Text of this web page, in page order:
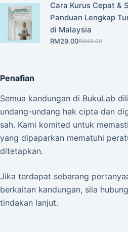
was:
RM69.00.
is:
RM39.00.
Cara Kurus Cepat &
Panduan Lengkap
di Malaysia
RM49.00
Original
RM29.00
Current
Penafian
Semua kandungan di BukuLab
undang-undang hak cipta dan
sah. Kami komited untuk
yang dipaparkan mematuhi
ditetapkan.
Jika terdapat sebarang
berkaitan kandungan, sila
tindakan lanjut.